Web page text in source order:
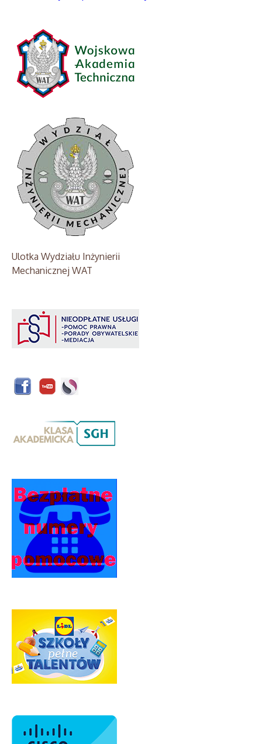
Ulotka Wydziału Inżynierii
Mechanicznej WAT